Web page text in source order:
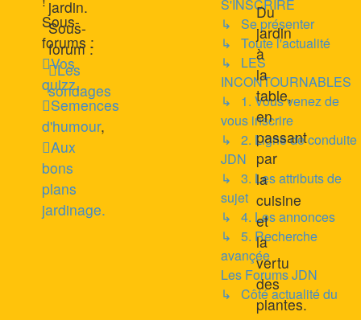
Sous-
forums :
Vos
quizz,
Semences
d'humour,
Aux
bons
plans
jardinage.
jardin.
Sous-
forum :
Les
sondages
Du
jardin
à
la
table,
en
passant
par
la
cuisine
et
la
vertu
des
plantes.
S'INSCRIRE
↳ Se présenter
↳ Toute l'actualité
↳ LES
INCONTOURNABLES
↳ 1. Vous venez de
vous inscrire
↳ 2. Ligne de conduite
JDN
↳ 3. Les attributs de
sujet
↳ 4. Les annonces
↳ 5. Recherche
avançée
Les Forums JDN
↳ Côté actualité du